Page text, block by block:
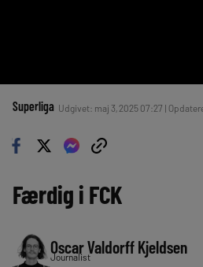
Superliga Udgivet: maj 3, 2025 07:27 |
Færdig i FCK
Oscar Valdorff Kjeldsen
Journalist